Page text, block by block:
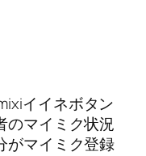
イイネボタン
のマイミク状況
がマイミク登録